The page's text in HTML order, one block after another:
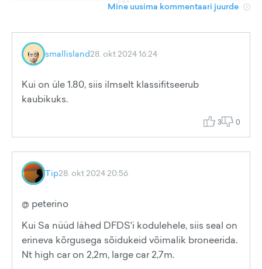
Mine uusima kommentaari juurde
smallisland28. okt 2024 16:24
Kui on üle 1.80, siis ilmselt klassifitseerub
kaubikuks.
3 0
Tip28. okt 2024 20:56
@ peterino
Kui Sa nüüd lähed DFDS'i kodulehele, siis seal on
erineva kõrgusega sõidukeid võimalik broneerida.
Nt high car on 2,2m, large car 2,7m.